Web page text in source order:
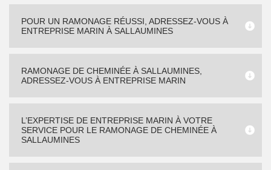
POUR UN RAMONAGE RÉUSSI, ADRESSEZ-VOUS À
ENTREPRISE MARIN À SALLAUMINES
RAMONAGE DE CHEMINÉE À SALLAUMINES,
ADRESSEZ-VOUS À ENTREPRISE MARIN
L’EXPERTISE DE ENTREPRISE MARIN À VOTRE
SERVICE POUR LE RAMONAGE DE CHEMINÉE À
SALLAUMINES